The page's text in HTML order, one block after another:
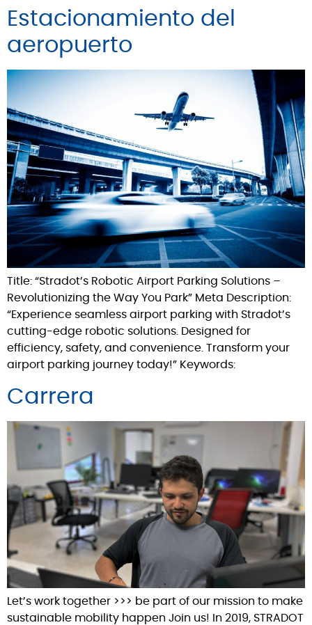
Estacionamiento del
aeropuerto
Title: “Stradot’s Robotic Airport Parking Solutions –
Revolutionizing the Way You Park” Meta Description:
“Experience seamless airport parking with Stradot’s
cutting-edge robotic solutions. Designed for
efficiency, safety, and convenience. Transform your
airport parking journey today!” Keywords:
Carrera
Let’s work together >>> be part of our mission to make
sustainable mobility happen Join us! In 2019, STRADOT